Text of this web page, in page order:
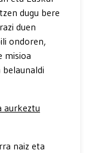
dugu bere
duen
ondoren,
misioa
aurkeztu
naiz eta